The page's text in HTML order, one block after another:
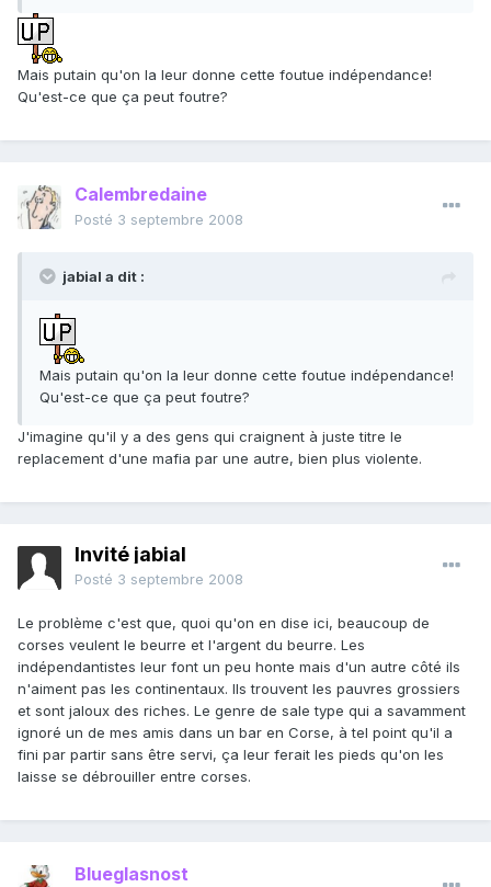
Mais putain qu'on la leur donne cette foutue indépendance!
Qu'est-ce que ça peut foutre?
Calembredaine
Posté 3 septembre 2008
jabial a dit :
Mais putain qu'on la leur donne cette foutue indépendance!
Qu'est-ce que ça peut foutre?
J'imagine qu'il y a des gens qui craignent à juste titre le
replacement d'une mafia par une autre, bien plus violente.
Invité jabial
Posté 3 septembre 2008
Le problème c'est que, quoi qu'on en dise ici, beaucoup de
corses veulent le beurre et l'argent du beurre. Les
indépendantistes leur font un peu honte mais d'un autre côté ils
n'aiment pas les continentaux. Ils trouvent les pauvres grossiers
et sont jaloux des riches. Le genre de sale type qui a savamment
ignoré un de mes amis dans un bar en Corse, à tel point qu'il a
fini par partir sans être servi, ça leur ferait les pieds qu'on les
laisse se débrouiller entre corses.
Blueglasnost